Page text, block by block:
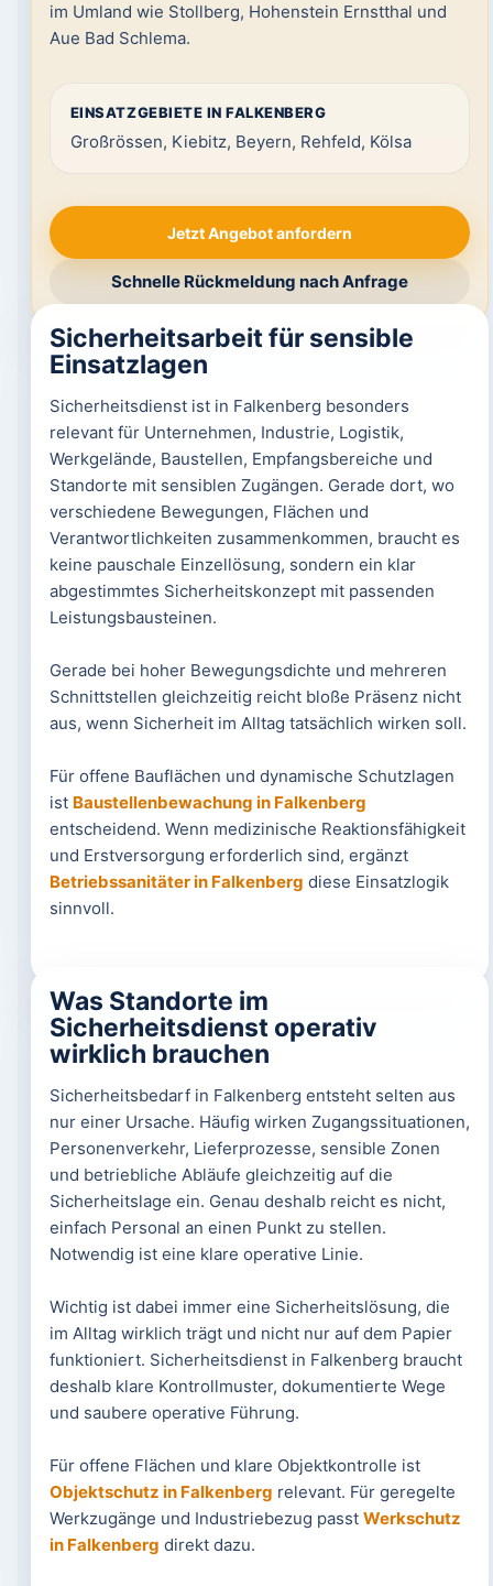
im Umland wie Stollberg, Hohenstein Ernstthal und
Aue Bad Schlema.
EINSATZGEBIETE IN FALKENBERG
Großrössen, Kiebitz, Beyern, Rehfeld, Kölsa
Jetzt Angebot anfordern
Schnelle Rückmeldung nach Anfrage
Sicherheitsarbeit für sensible
Einsatzlagen
Sicherheitsdienst ist in Falkenberg besonders
relevant für Unternehmen, Industrie, Logistik,
Werkgelände, Baustellen, Empfangsbereiche und
Standorte mit sensiblen Zugängen. Gerade dort, wo
verschiedene Bewegungen, Flächen und
Verantwortlichkeiten zusammenkommen, braucht es
keine pauschale Einzellösung, sondern ein klar
abgestimmtes Sicherheitskonzept mit passenden
Leistungsbausteinen.
Gerade bei hoher Bewegungsdichte und mehreren
Schnittstellen gleichzeitig reicht bloße Präsenz nicht
aus, wenn Sicherheit im Alltag tatsächlich wirken soll.
Für offene Bauflächen und dynamische Schutzlagen
ist Baustellenbewachung in Falkenberg
entscheidend. Wenn medizinische Reaktionsfähigkeit
und Erstversorgung erforderlich sind, ergänzt
Betriebssanitäter in Falkenberg diese Einsatzlogik
sinnvoll.
Was Standorte im
Sicherheitsdienst operativ
wirklich brauchen
Sicherheitsbedarf in Falkenberg entsteht selten aus
nur einer Ursache. Häufig wirken Zugangssituationen,
Personenverkehr, Lieferprozesse, sensible Zonen
und betriebliche Abläufe gleichzeitig auf die
Sicherheitslage ein. Genau deshalb reicht es nicht,
einfach Personal an einen Punkt zu stellen.
Notwendig ist eine klare operative Linie.
Wichtig ist dabei immer eine Sicherheitslösung, die
im Alltag wirklich trägt und nicht nur auf dem Papier
funktioniert. Sicherheitsdienst in Falkenberg braucht
deshalb klare Kontrollmuster, dokumentierte Wege
und saubere operative Führung.
Für offene Flächen und klare Objektkontrolle ist
Objektschutz in Falkenberg relevant. Für geregelte
Werkzugänge und Industriebezug passt Werkschutz
in Falkenberg direkt dazu.